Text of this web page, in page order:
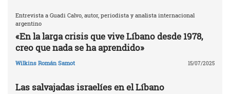
Entrevista a Guadi Calvo, autor, periodista y analista internacional
argentino
«En la larga crisis que vive Líbano desde 1978,
creo que nada se ha aprendido»
Wilkins Román Samot 15/07/2025
Las salvajadas israelíes en el Líbano